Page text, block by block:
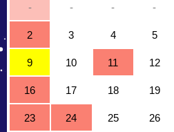
- - - -
2 3 4 5
9 10 11 12
16 17 18 19
23 24 25 26